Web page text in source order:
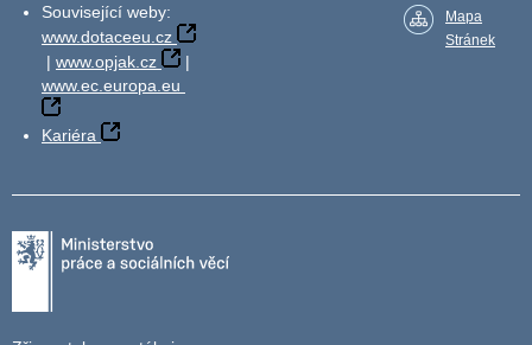
Související weby:
www.dotaceeu.cz
| www.opjak.cz
|
www.ec.europa.eu
Kariéra
Mapa
Stránek